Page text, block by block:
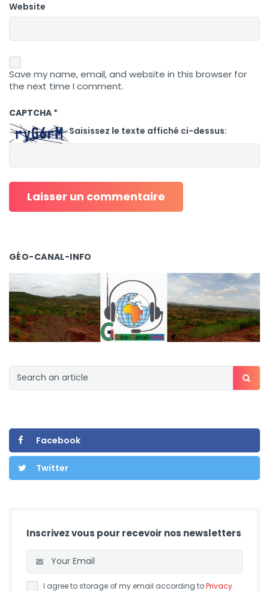
Website
Save my name, email, and website in this browser for
the next time I comment.
CAPTCHA *
Saisissez le texte affiché ci-dessus:
GÉO-CANAL-INFO
Facebook
Twitter
Inscrivez vous pour recevoir nos newsletters
I agree to storage of my email according toPrivacy